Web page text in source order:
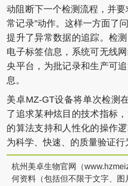
动阻断下一个检测流程，并
常记录”动作。这样一方面了
提升了异常数据的追踪。检
电子标签信息，系统可无线
央平台，为批记录和生产可
息。
美卓MZ-GT设备将单次检测
了追求某种炫目的技术指标
的算法支持和人性化的操作
为科学、快速、的质量验证行
杭州美卓生物官网（
何资料（包括但不限于文字、